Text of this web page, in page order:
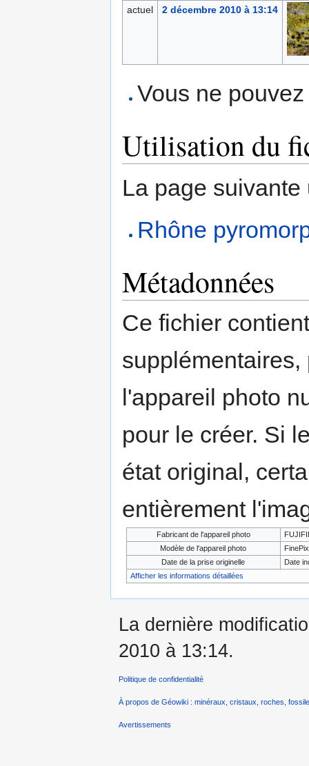
actuel
2 décembre 2010 à 13:14
Vous ne
Utilisation du
La page
Rhône
Métadonnées
Ce fichier
l'appareil photo
pour le créer. Si
état original,
entièrement
Fabricant de l'appareil photo
Modèle de l'appareil photo
Date de la prise originelle
Date
Afficher les informations détaillées
La dernière
2010 à 13:14.
Politique de confidentialité
À propos de Géowiki : minéraux, cristaux, roches,
Avertissements